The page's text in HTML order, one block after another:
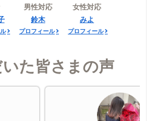
男性対応
鈴木
プロフィール
女性対応
みよ
プロフィール
た皆さまの声